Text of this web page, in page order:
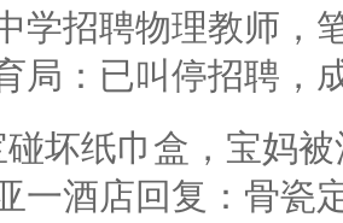
学招聘物理教师，
局：已叫停招聘，
碰坏纸巾盒，宝妈
一酒店回复：骨瓷